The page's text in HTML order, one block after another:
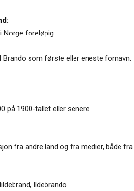
foreløpig.
Brando som første eller eneste fornavn.
på 1900-tallet eller senere.
fra andre land og fra medier, både
, Ildebrando